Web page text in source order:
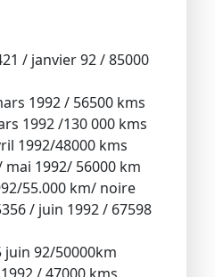
/ janvier 92 / 85000
1992 / 56500 kms
1992 /130 000 kms
1992/48000 kms
1992/ 56000 km
55.000 km/ noire
/ juin 1992 / 67598
92/50000km